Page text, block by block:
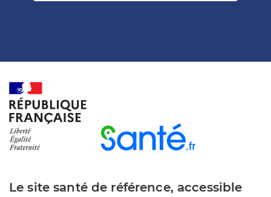
Le site santé de référence, accessible